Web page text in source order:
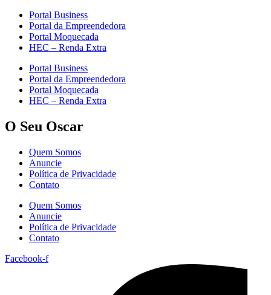
Portal Business
Portal da Empreendedora
Portal Moquecada
HEC – Renda Extra
Portal Business
Portal da Empreendedora
Portal Moquecada
HEC – Renda Extra
O Seu Oscar
Quem Somos
Anuncie
Política de Privacidade
Contato
Quem Somos
Anuncie
Política de Privacidade
Contato
Facebook-f